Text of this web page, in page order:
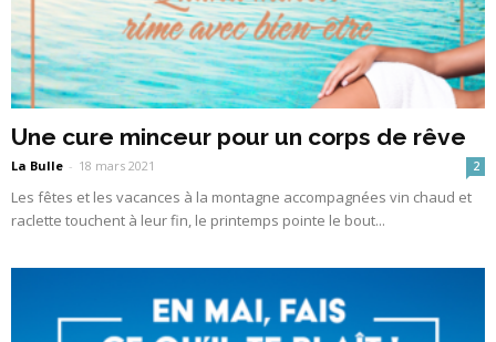
Une cure minceur pour un corps de rêve
La Bulle - 18 mars 2021 2
Les fêtes et les vacances à la montagne accompagnées vin chaud et
raclette touchent à leur fin, le printemps pointe le bout...